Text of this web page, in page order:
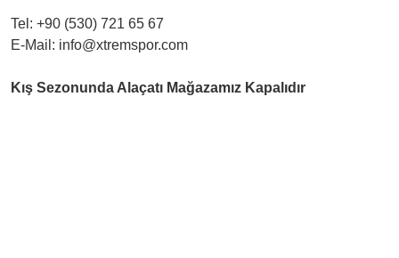
Tel: +90 (530) 721 65 67
E-Mail: info@xtremspor.com
Kış Sezonunda Alaçatı Mağazamız Kapalıdır